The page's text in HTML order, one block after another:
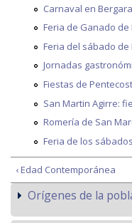
Carnaval en Bergara
Feria de Ganado de
Feria del sábado de
Jornadas
Fiestas de
San Martin Agirre:
Romería de San
Feria de los sábados
‹ Edad Contemporánea
Orígenes de la